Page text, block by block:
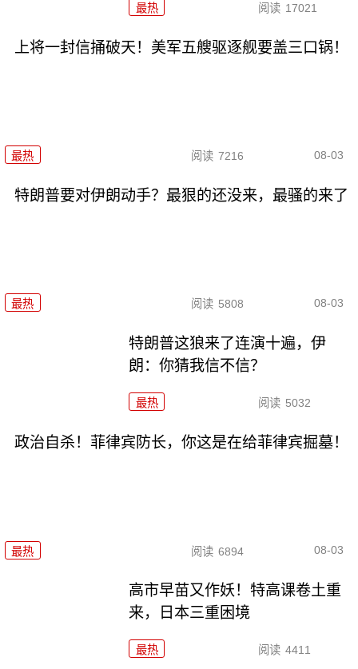
最热 阅读 17021
上将一封信捅破天！美军五艘驱逐舰要盖三口锅！
最热 阅读 7216 08-03
特朗普要对伊朗动手？最狠的还没来，最骚的来了
最热 阅读 5808 08-03
特朗普这狼来了连演十遍，伊
朗：你猜我信不信？
最热 阅读 5032
政治自杀！菲律宾防长，你这是在给菲律宾掘墓！
最热 阅读 6894 08-03
高市早苗又作妖！特高课卷土重
来，日本三重困境
最热 阅读 4411